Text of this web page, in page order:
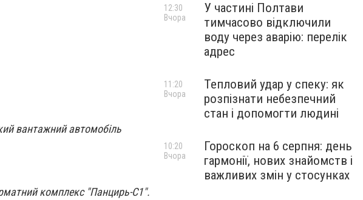
вантажний автомобіль
комплекс "Панцирь-С1".
У частині Полтави
тимчасово відключили
воду через аварію: перелік
адрес
12:30
Вчора
Тепловий удар у спеку: як
розпізнати небезпечний
стан і допомогти людині
11:20
Вчора
Гороскоп на 6 серпня: день
гармонії, нових знайомств і
важливих змін у стосунках
10:20
Вчора